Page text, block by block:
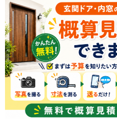
トイレ
システムキッチン
浴室(風呂)
屋根リフォーム
洗面化粧台